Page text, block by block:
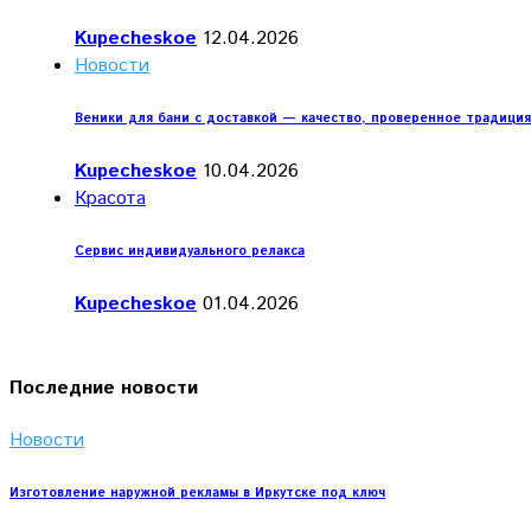
Kupecheskoe 12.04.2026
Новости
Веники для бани с доставкой — качество, проверенное
Kupecheskoe 10.04.2026
Красота
Сервис индивидуального релакса
Kupecheskoe 01.04.2026
Последние новости
Новости
Изготовление наружной рекламы в Иркутске под ключ